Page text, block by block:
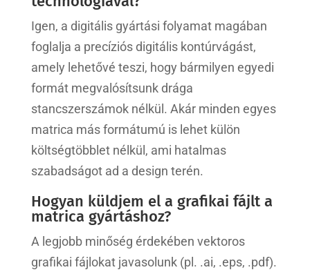
Igen, a digitális gyártási folyamat magában
foglalja a precíziós digitális kontúrvágást,
amely lehetővé teszi, hogy bármilyen egyedi
formát megvalósítsunk drága
stancszerszámok nélkül. Akár minden egyes
matrica más formátumú is lehet külön
költségtöbblet nélkül, ami hatalmas
szabadságot ad a design terén.
Hogyan küldjem el a grafikai fájlt a
matrica gyártáshoz?
A legjobb minőség érdekében vektoros
grafikai fájlokat javasolunk (pl. .ai, .eps, .pdf).